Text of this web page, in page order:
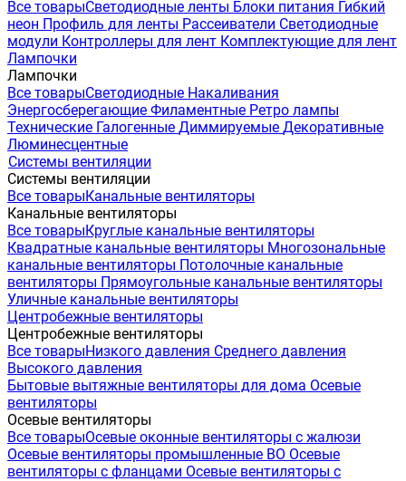
Все товарыСветодиодные ленты Блоки питания Гибкий
неон Профиль для ленты Рассеиватели Светодиодные
модули Контроллеры для лент Комплектующие для лент
Лампочки
Лампочки
Все товарыСветодиодные Накаливания
Энергосберегающие Филаментные Ретро лампы
Технические Галогенные Диммируемые Декоративные
Люминесцентные
Системы вентиляции
Системы вентиляции
Все товарыКанальные вентиляторы
Канальные вентиляторы
Все товарыКруглые канальные вентиляторы
Квадратные канальные вентиляторы Многозональные
канальные вентиляторы Потолочные канальные
вентиляторы Прямоугольные канальные вентиляторы
Уличные канальные вентиляторы
Центробежные вентиляторы
Центробежные вентиляторы
Все товарыНизкого давления Среднего давления
Высокого давления
Бытовые вытяжные вентиляторы для дома Осевые
вентиляторы
Осевые вентиляторы
Все товарыОсевые оконные вентиляторы с жалюзи
Осевые вентиляторы промышленные ВО Осевые
вентиляторы с фланцами Осевые вентиляторы с